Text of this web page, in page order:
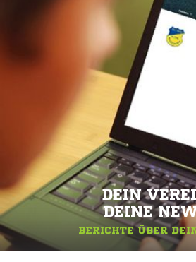
DEIN
DEINE
BERICHTE ÜBER